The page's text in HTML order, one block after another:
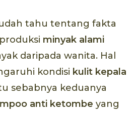
tahu tentang fakta
minyak alami
daripada wanita. Hal
kondisi kulit kepala
sebabnya keduanya
anti ketombe yang